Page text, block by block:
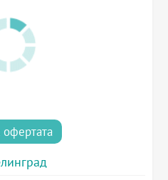
офертата